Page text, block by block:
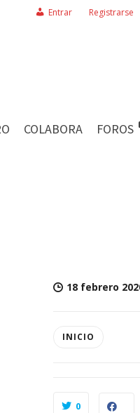
Entrar Registrarse
COLABORA FOROS
18 febrero
INICIO
0